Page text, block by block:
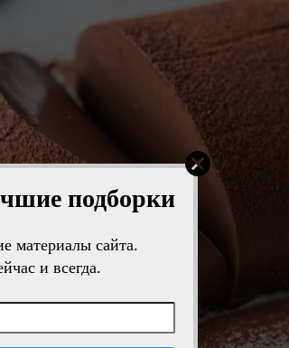
подборки
материалы сайта.
и всегда.